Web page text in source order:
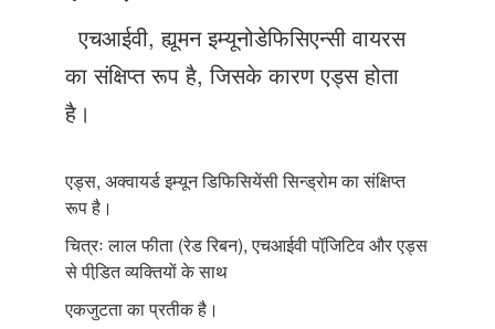
संपर्क करें
एचआईवी, ह्यूमन इम्यूनोडेफिसिएन्सी वायरस
का संक्षिप्त रूप है, जिसके कारण एड्स होता
है।
एड्स, अक्वायर्ड इम्यून डिफिसियेंसी सिन्ड्रोम का संक्षिप्त
रूप है।
चित्रः लाल फीता (रेड रिबन), एचआईवी पॉजि़टिव और एड्स
से पीडि़त व्यक्तियों के साथ
एकजुटता का प्रतीक है।